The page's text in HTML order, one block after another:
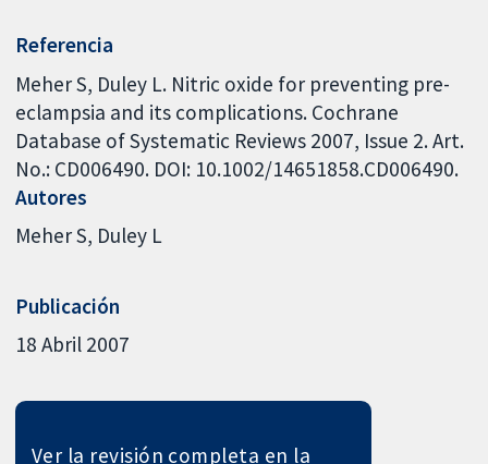
Referencia
Meher S, Duley L. Nitric oxide for preventing pre-
eclampsia and its complications. Cochrane
Database of Systematic Reviews 2007, Issue 2. Art.
No.: CD006490. DOI: 10.1002/14651858.CD006490.
Autores
Meher S Duley L
Publicación
18 Abril 2007
Ver la revisión completa en la